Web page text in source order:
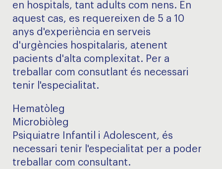
en hospitals, tant adults com nens. En
aquest cas, es requereixen de 5 a 10
anys d'experiència en serveis
d'urgències hospitalaris, atenent
pacients d'alta complexitat. Per a
treballar com consutlant és necessari
tenir l'especialitat.
Hematòleg
Microbiòleg
Psiquiatre Infantil i Adolescent, és
necessari tenir l'especialitat per a poder
treballar com consultant.